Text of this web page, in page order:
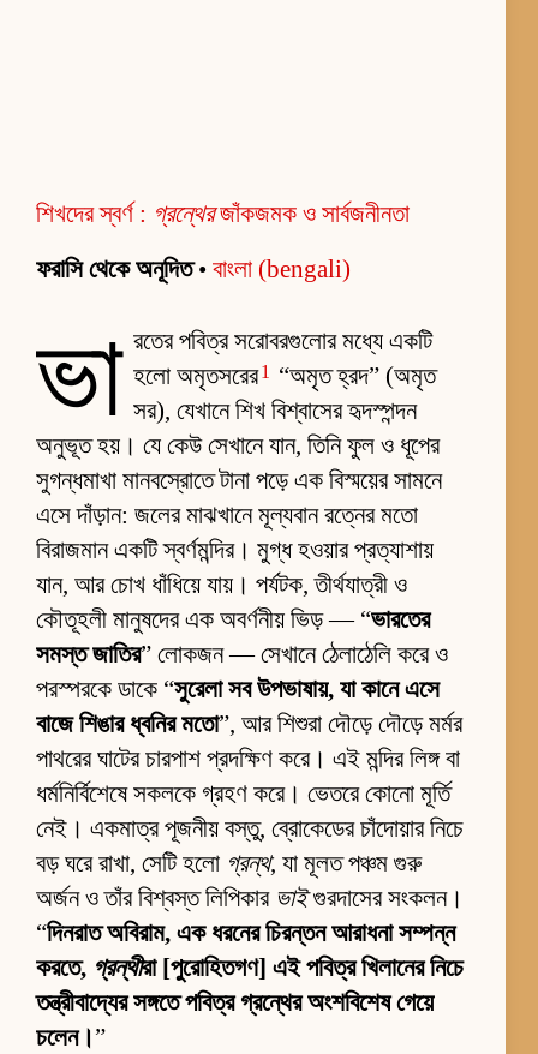
শিখদের স্বর্ণ : গ্রন্থেরজাঁকজমক ও সার্বজনীনতা
ফরাসি থেকে অনূদিত• বাংলা (bengali)
ভা রতের পবিত্র সরোবরগুলোর মধ্যে একটি
হলো অমৃতসরের1
“অমৃত হ্রদ” (অমৃত
সর), যেখানে শিখ বিশ্বাসের হৃদস্পন্দন
অনুভূত হয়। যে কেউ সেখানে যান, তিনি ফুল ও ধূপের
সুগন্ধমাখা মানবস্রোতে টানা পড়ে এক বিস্ময়ের সামনে
এসে দাঁড়ান: জলের মাঝখানে মূল্যবান রত্নের মতো
বিরাজমান একটি স্বর্ণমন্দির। মুগ্ধ হওয়ার প্রত্যাশায়
যান, আর চোখ ধাঁধিয়ে যায়। পর্যটক, তীর্থযাত্রী ও
কৌতূহলী মানুষদের এক অবর্ণনীয় ভিড় — “ভারতের
সমস্ত জাতির” লোকজন — সেখানে ঠেলাঠেলি করে ও
পরস্পরকে ডাকে “সুরেলা সব উপভাষায়, যা কানে এসে
বাজে শিঙার ধ্বনির মতো”, আর শিশুরা দৌড়ে দৌড়ে মর্মর
পাথরের ঘাটের চারপাশ প্রদক্ষিণ করে। এই মন্দির লিঙ্গ বা
ধর্মনির্বিশেষে সকলকে গ্রহণ করে। ভেতরে কোনো মূর্তি
নেই। একমাত্র পূজনীয় বস্তু, ব্রোকেডের চাঁদোয়ার নিচে
বড় ঘরে রাখা, সেটি হলো গ্রন্থ, যা মূলত পঞ্চম গুরু
অর্জন ও তাঁর বিশ্বস্ত লিপিকার ভাইগুরদাসের সংকলন।
“দিনরাত অবিরাম, এক ধরনের চিরন্তন আরাধনা সম্পন্ন
করতে, গ্রন্থীরা [পুরোহিতগণ] এই পবিত্র খিলানের নিচে
তন্ত্রীবাদ্যের সঙ্গতে পবিত্র গ্রন্থের অংশবিশেষ গেয়ে
চলেন।”